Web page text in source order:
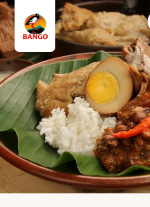
Resep Sate
Resep Semur
Resep Daging